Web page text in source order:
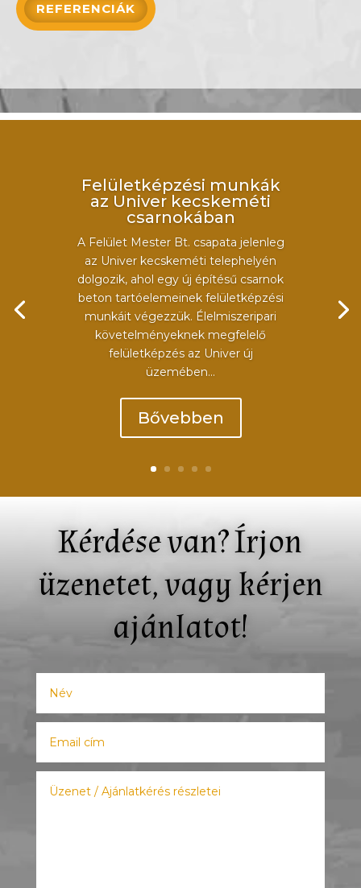
REFERENCIÁK
Felületképzési munkák
az Univer kecskeméti
csarnokában
A Felület Mester Bt. csapata jelenleg
az Univer kecskeméti telephelyén
dolgozik, ahol egy új építésű csarnok
beton tartóelemeinek felületképzési
munkáit végezzük. Élelmiszeripari
követelményeknek megfelelő
felületképzés az Univer új
üzemében...
Bővebben
Kérdése van? Írjon
üzenetet, vagy kérjen
ajánlatot!